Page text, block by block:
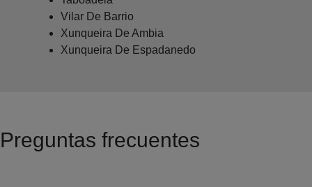
Vilar De Barrio
Xunqueira De Ambia
Xunqueira De Espadanedo
Preguntas frecuentes